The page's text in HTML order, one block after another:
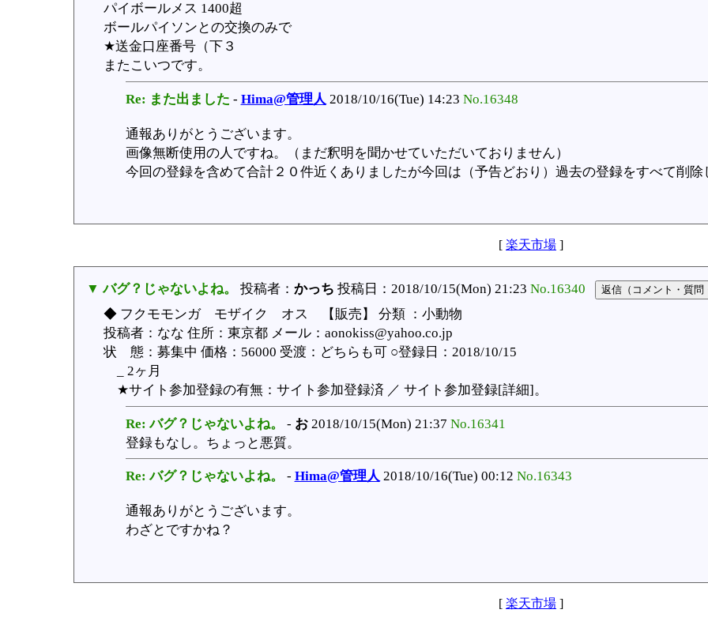
パイボールメス 1400超
ボールパイソンとの交換のみで
★送金口座番号（下３
またこいつです。
Re: また出ました - Hima@管理人 2018/10/16(Tue) 14:23 No.16348
通報ありがとうございます。
画像無断使用の人ですね。（まだ釈明を聞かせていただいておりません）
今回の登録を含めて合計２０件近くありましたが今回は（予告どおり）過去の登録をすべて削除
[ 楽天市場 ]
▼ バグ？じゃないよね。 投稿者： かっち 投稿日：2018/10/15(Mon) 21:23 No.16340
◆ フクモモンガ モザイク オス 【販売】 分類 ：小動物
投稿者：なな 住所：東京都 メール：aonokiss@yahoo.co.jp
状 態：募集中 価格：56000 受渡：どちらも可 ○登録日：2018/10/15
_ 2ヶ月
★サイト参加登録の有無：サイト参加登録済 ／ サイト参加登録[詳細]。
Re: バグ？じゃないよね。 - お2018/10/15(Mon) 21:37 No.16341
登録もなし。ちょっと悪質。
Re: バグ？じゃないよね。 - Hima@管理人 2018/10/16(Tue) 00:12 No.16343
通報ありがとうございます。
わざとですかね？
[ 楽天市場 ]